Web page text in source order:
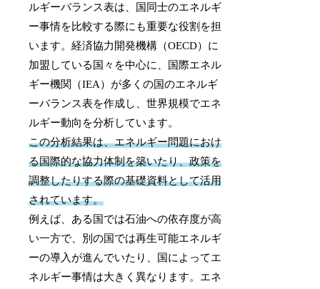
ルギーバランス表は、国同士のエネルギ
ー事情を比較する際にも重要な役割を担
います。経済協力開発機構（OECD）に
加盟している国々を中心に、国際エネル
ギー機関（IEA）が多くの国のエネルギ
ーバランス表を作成し、世界規模でエネ
ルギー動向を分析しています。
この分析結果は、エネルギー問題におけ
る国際的な協力体制を築いたり、政策を
調整したりする際の基礎資料として活用
されています。
例えば、ある国では石油への依存度が高
い一方で、別の国では再生可能エネルギ
ーの導入が進んでいたり、国によってエ
ネルギー事情は大きく異なります。エネ